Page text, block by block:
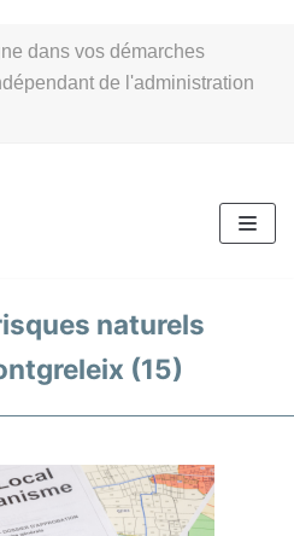
dans vos démarches
de l'administration
naturels
(15)